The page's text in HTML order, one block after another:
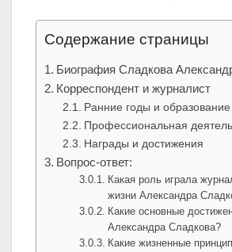
Содержание страницы
Биография Сладкова
Корреспондент и журналист
Ранние годы и образование
Профессиональная
Награды и достижения
Вопрос-ответ:
Какая роль играла
жизни Александра
Какие основные
Александра Сладкова?
Какие жизненные